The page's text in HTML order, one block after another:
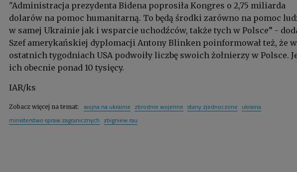
"Administracja prezydenta Bidena poprosiła Kongres o 2,75 miliarda
dolarów na pomoc humanitarną. To będą środki zarówno na pomoc
w samej Ukrainie jak i wsparcie uchodźców, także tych w Polsce” -
Szef amerykańskiej dyplomacji Antony Blinken poinformował też, że w
ostatnich tygodniach USA podwoiły liczbę swoich żołnierzy w Polsce.
ich obecnie ponad 10 tysięcy.
IAR/ks
Zobacz więcej na temat: wojna na ukrainie zbrodnie wojenne stany zjednoczone ukraina
ministerstwo spraw zagranicznych zbigniew rau